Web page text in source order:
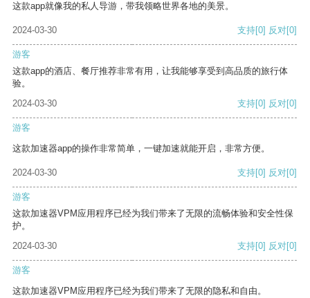
这款app就像我的私人导游，带我领略世界各地的美景。
2024-03-30 支持[0] 反对[0]
游客
这款app的酒店、餐厅推荐非常有用，让我能够享受到高品质的旅行体
验。
2024-03-30
支持[0] 反对[0]
游客
这款加速器app的操作非常简单，一键加速就能开启，非常方便。
2024-03-30 支持[0] 反对[0]
游客
这款加速器VPM应用程序已经为我们带来了无限的流畅体验和安全性保
护。
2024-03-30
支持[0] 反对[0]
游客
这款加速器VPM应用程序已经为我们带来了无限的隐私和自由。